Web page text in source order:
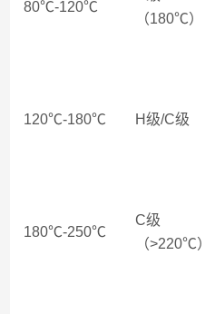
80℃-120℃
（180℃）
120℃-180℃ H级/C级
180℃-250℃
C级
（>220℃）